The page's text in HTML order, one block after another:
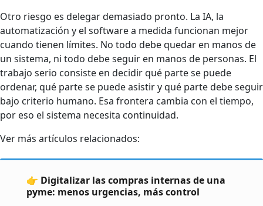
Otro riesgo es delegar demasiado pronto. La IA, la
automatización y el software a medida funcionan mejor
cuando tienen límites. No todo debe quedar en manos de
un sistema, ni todo debe seguir en manos de personas. El
trabajo serio consiste en decidir qué parte se puede
ordenar, qué parte se puede asistir y qué parte debe seguir
bajo criterio humano. Esa frontera cambia con el tiempo,
por eso el sistema necesita continuidad.
Ver más artículos relacionados:
👉 Digitalizar las compras internas de una
pyme: menos urgencias, más control